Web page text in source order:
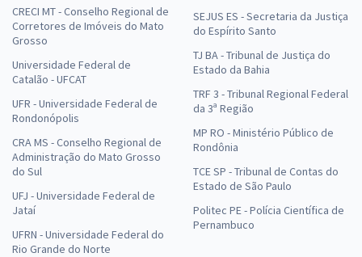
CRECI MT - Conselho Regional de
Corretores de Imóveis do Mato
Grosso
Universidade Federal de
Catalão - UFCAT
UFR - Universidade Federal de
Rondonópolis
CRA MS - Conselho Regional de
Administração do Mato Grosso
do Sul
UFJ - Universidade Federal de
Jataí
UFRN - Universidade Federal do
Rio Grande do Norte
SEJUS ES - Secretaria da Justiça
do Espírito Santo
TJ BA - Tribunal de Justiça do
Estado da Bahia
TRF 3 - Tribunal Regional Federal
da 3ª Região
MP RO - Ministério Público de
Rondônia
TCE SP - Tribunal de Contas do
Estado de São Paulo
Politec PE - Polícia Científica de
Pernambuco